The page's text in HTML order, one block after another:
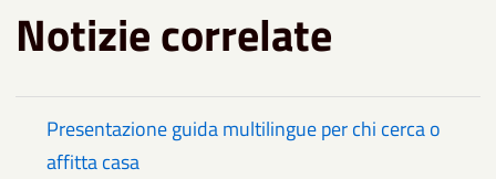
Notizie correlate
Presentazione guida multilingue per chi cerca o
affitta casa